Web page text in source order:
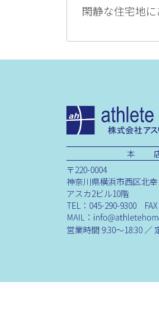
閑静な住宅地に
本
〒220-0004
神奈川県横浜市西区北
アスカ2ビル10階
TEL：045-290-9300
営業時間 9:30～18:30 ／